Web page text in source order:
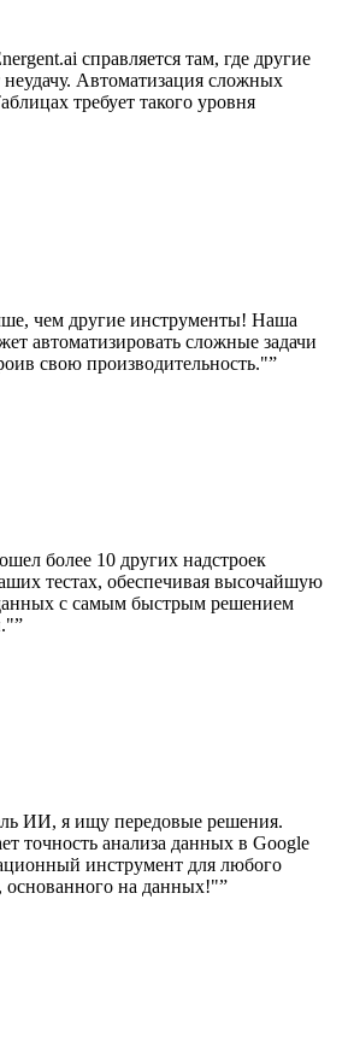
справляется там, где другие
неудачу. Автоматизация сложных
требует такого уровня
чем другие инструменты! Наша
автоматизировать сложные задачи
свою производительность."”
более 10 других надстроек
тестах, обеспечивая высочайшую
с самым быстрым решением
”
ИИ, я ищу передовые решения.
точность анализа данных в Google
инструмент для любого
основанного на данных!"”